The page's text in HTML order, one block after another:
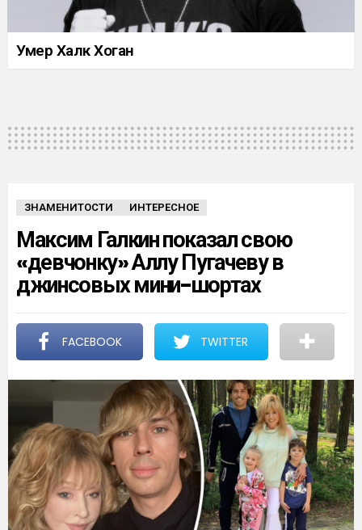
Умер Халк Хоган
ЗНАМЕНИТОСТИ ИНТЕРЕСНОЕ
Максим Галкин показал свою
«девчонку» Аллу Пугачеву в
джинсовых мини-шортах
FACEBOOK TWITTER